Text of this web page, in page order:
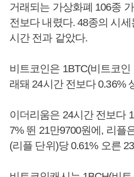
거래되는 가상화폐 106종
전보다 내렸다. 48종의 시
시간 전과 같았다.
비트코인은 1BTC(비트코인
래돼 24시간 전보다 0.36%
이더리움은 24시간 전보다
7% 뛴 21만9700원에, 리플
(리플 단위)당 0.61% 오른